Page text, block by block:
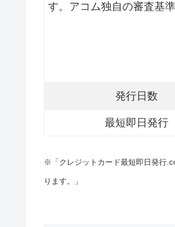
す。アコム独自の審査基準
発行日数
最短即日発行
※「クレジットカード最短即日発行
ります。」